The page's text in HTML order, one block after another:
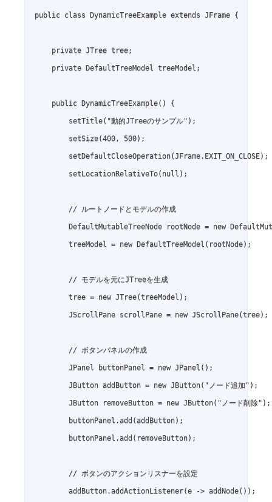
public class DynamicTreeExample extends JFrame {
    private JTree tree;
    private DefaultTreeModel treeModel;
    public DynamicTreeExample() {
        setTitle("動的JTreeのサンプル");
        setSize(400, 500);
        setDefaultCloseOperation(JFrame.EXIT_ON_CLOSE);
        setLocationRelativeTo(null);
        // ルートノードとモデルの作成
DefaultMutableTreeNode rootNode = new
        treeModel = new DefaultTreeModel(rootNode);
        // モデルを元にJTreeを生成
        tree = new JTree(treeModel);
        JScrollPane scrollPane = new JScrollPane(tree);
        // ボタンパネルの作成
        JPanel buttonPanel = new JPanel();
        JButton addButton = new JButton("ノード追加");
        JButton removeButton = new JButton("ノード削除");
        buttonPanel.add(addButton);
        buttonPanel.add(removeButton);
        // ボタンのアクションリスナーを設定
        addButton.addActionListener(e -> addNode());